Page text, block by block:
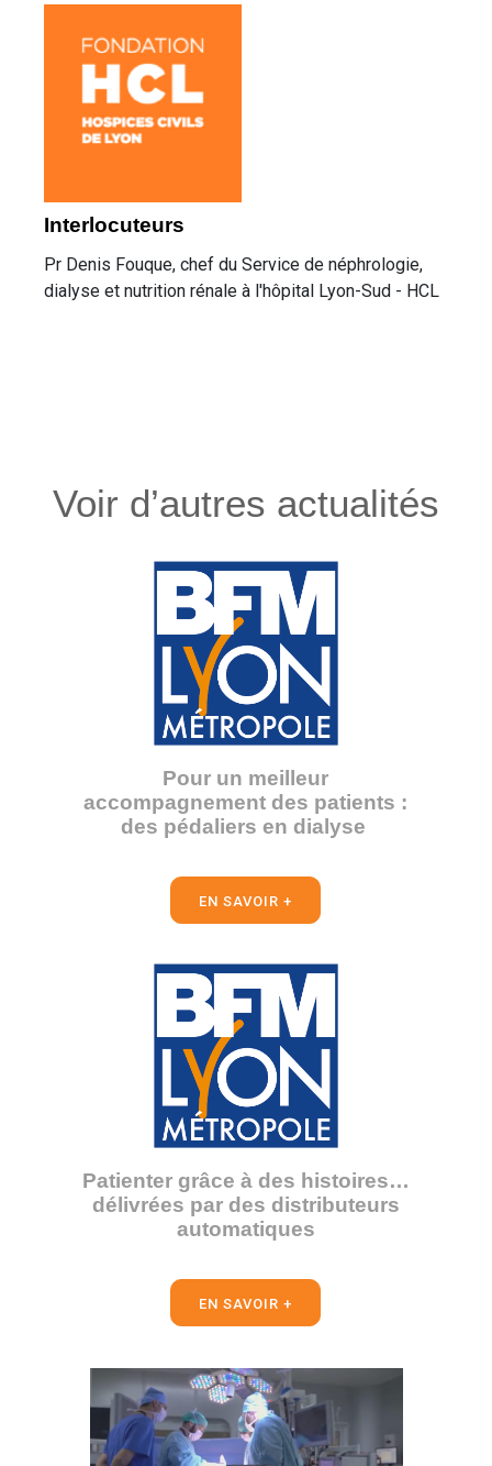
Interlocuteurs
Pr Denis Fouque, chef du Service de néphrologie,
dialyse et nutrition rénale à l'hôpital Lyon-Sud - HCL
Voir d’autres actualités
Pour un meilleur
accompagnement des patients :
des pédaliers en dialyse
EN SAVOIR +
Patienter grâce à des histoires…
délivrées par des distributeurs
automatiques
EN SAVOIR +